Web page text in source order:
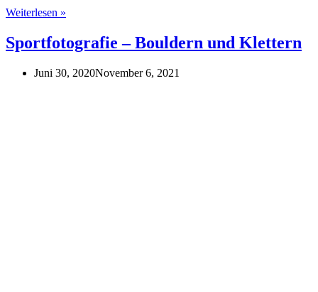
Weiterlesen »
Fotospots
in
Rhön
Sportfotografie – Bouldern und Klettern
Juni 30, 2020November 6, 2021